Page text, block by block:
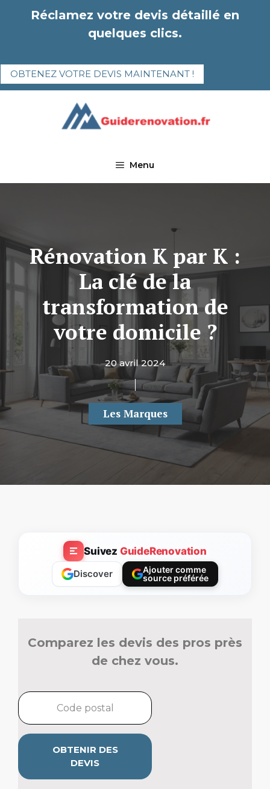
Réclamez votre devis détaillé en
quelques clics.
OBTENEZ VOTRE DEVIS MAINTENANT !
Menu
Rénovation K par K :
La clé de la
transformation de
votre domicile ?
20 avril 2024
Les Marques
Suivez GuideRenovation
Discover
Ajouter comme
source préférée
Comparez les devis des pros près
de chez vous.
OBTENIR DES
DEVIS